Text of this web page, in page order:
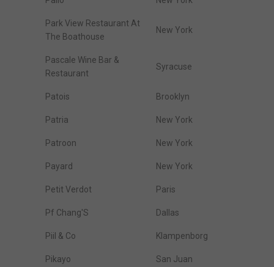
Park View Restaurant At
The Boathouse
New York
Pascale Wine Bar &
Restaurant
Syracuse
Patois Brooklyn
Patria New York
Patroon New York
Payard New York
Petit Verdot Paris
Pf Chang'S Dallas
Piil & Co Klampenborg
Pikayo San Juan